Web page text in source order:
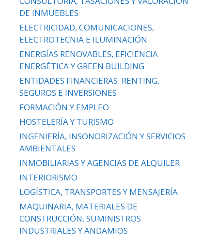
DE INMUEBLES
ELECTRICIDAD, COMUNICACIONES,
ELECTROTECNIA E ILUMINACIÓN
ENERGÍAS RENOVABLES, EFICIENCIA
ENERGÉTICA Y GREEN BUILDING
ENTIDADES FINANCIERAS. RENTING,
SEGUROS E INVERSIONES
FORMACIÓN Y EMPLEO
HOSTELERÍA Y TURISMO
INGENIERÍA, INSONORIZACIÓN Y SERVICIOS
AMBIENTALES
INMOBILIARIAS Y AGENCIAS DE ALQUILER
INTERIORISMO
LOGÍSTICA, TRANSPORTES Y MENSAJERÍA
MAQUINARIA, MATERIALES DE
CONSTRUCCIÓN, SUMINISTROS
INDUSTRIALES Y ANDAMIOS